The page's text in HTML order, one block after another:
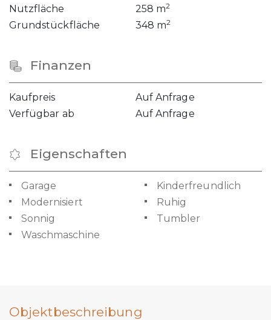
Nutzfläche 258 m2
Grundstückfläche 348 m2
Finanzen
Kaufpreis
Auf Anfrage
Verfügbar ab
Auf Anfrage
Eigenschaften
Garage
Kinderfreundlich
Modernisiert
Ruhig
Sonnig
Tumbler
Waschmaschine
Objektbeschreibung